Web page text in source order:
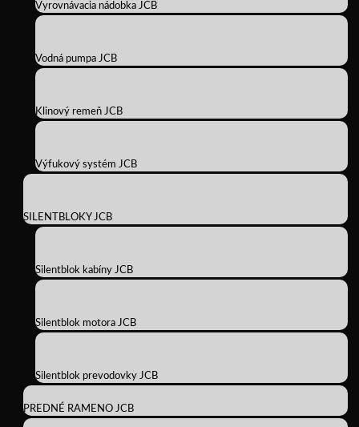
Vyrovnávacia nádobka JCB
Vodná pumpa JCB
Klinový remeň JCB
Výfukový systém JCB
SILENTBLOKY JCB
Silentblok kabíny JCB
Silentblok motora JCB
Silentblok prevodovky JCB
PREDNÉ RAMENO JCB